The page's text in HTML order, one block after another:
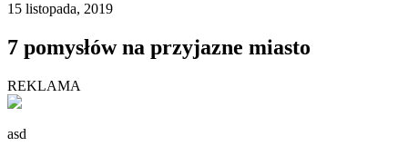
15 listopada, 2019
7 pomysłów na przyjazne miasto
REKLAMA
asd